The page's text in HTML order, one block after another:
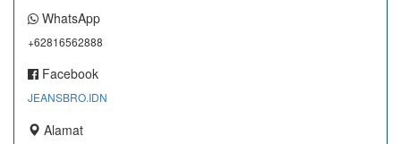
WhatsApp
+62816562888
Facebook
JEANSBRO.IDN
Alamat